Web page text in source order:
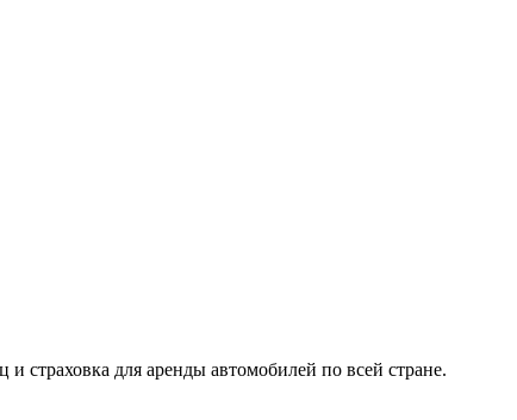
страховка для аренды автомобилей по всей стране.